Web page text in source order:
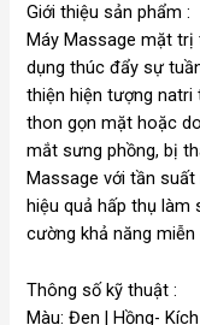
Giới thiệu sản phẩm :
Máy Massage mặt
dụng thúc đẩy sự
thiện hiện tượng natri
thon gọn mặt hoặc
mắt sưng phồng, bị
Massage với tần
hiệu quả hấp thụ làm
cường khả năng miễn
Thông số kỹ thuật :
Màu: Đen | Hồng-